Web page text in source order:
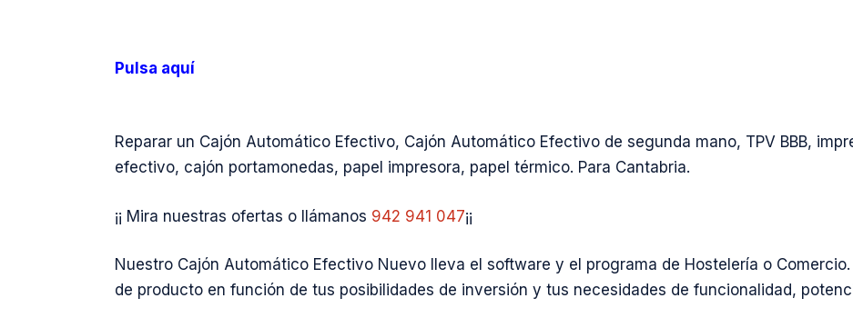
Pulsa aquí
Reparar un Cajón Automático Efectivo, Cajón Automático Efectivo de segunda mano, TPV BBB,
efectivo, cajón portamonedas, papel impresora, papel térmico. Para Cantabria.
¡¡ Mira nuestras ofertas o llámanos 942 941 047¡¡
Nuestro Cajón Automático Efectivo Nuevo lleva el software y el programa de Hostelería o
de producto en función de tus posibilidades de inversión y tus necesidades de funcionalidad,